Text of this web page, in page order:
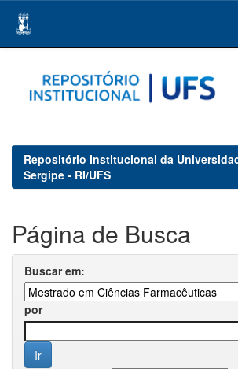
navigation
Repositório Institucional da
Sergipe - RI/UFS
Página de Busca
Buscar em:
por